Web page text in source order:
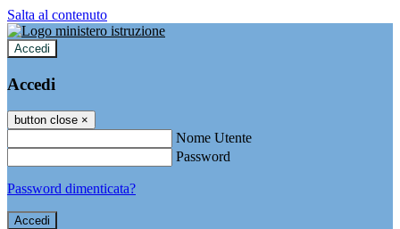
Salta al contenuto
Accedi
Accedi
button close ×
Nome Utente
Password
Password dimenticata?